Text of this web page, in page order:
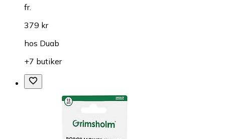
fr.
379 kr
hos Duab
+7 butiker